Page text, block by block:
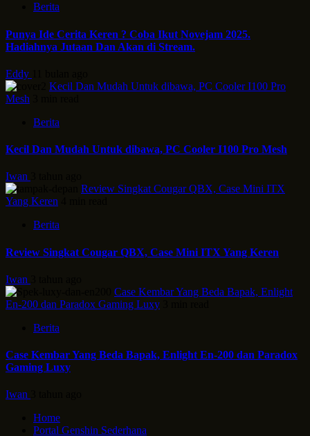
Berita
Punya Ide Cerita Keren ? Coba Ikut Novejam 2025.
Hadiahnya Jutaan Dan Akan di Stream.
Eddy
Kecil Dan Mudah Untuk dibawa, PC Cooler I100 Pro
Mesh
Berita
Kecil Dan Mudah Untuk dibawa, PC Cooler I100 Pro Mesh
Iwan
Review Singkat Cougar QBX, Case Mini ITX
Yang Keren
Berita
Review Singkat Cougar QBX, Case Mini ITX Yang Keren
Iwan
Case Kembar Yang Beda Bapak, Enlight
En-200 dan Paradox Gaming Luxy
Berita
Case Kembar Yang Beda Bapak, Enlight En-200 dan Paradox
Gaming Luxy
Iwan
Home
Portal Genshin Sederhana